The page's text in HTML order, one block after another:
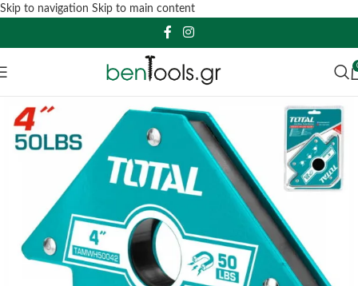
Skip to navigation Skip to main content